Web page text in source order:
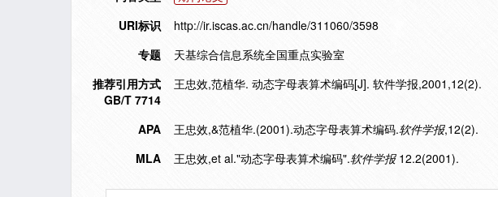
URI标识
http://ir.iscas.ac.cn/handle/311060/3598
专题
天基综合信息系统全国重点实验室
推荐引用方式
GB/T 7714
王忠效,范植华. 动态字母表算术编码[J]. 软件学报,2001,12(2).
APA 王忠效,&范植华.(2001).动态字母表算术编码.软件学报,12(2).
MLA
王忠效,et al."动态字母表算术编码".软件学报12.2(2001).